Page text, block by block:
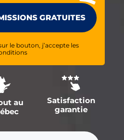
le bouton, j’accepte les
au
Satisfaction
garantie